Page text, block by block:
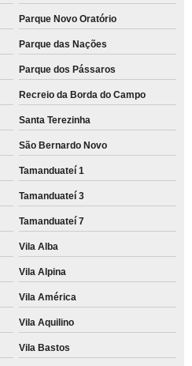
Parque Novo Oratório
Parque das Nações
Parque dos Pássaros
Recreio da Borda do Campo
Santa Terezinha
São Bernardo Novo
Tamanduateí 1
Tamanduateí 3
Tamanduateí 7
Vila Alba
Vila Alpina
Vila América
Vila Aquilino
Vila Bastos